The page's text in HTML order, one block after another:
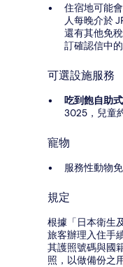
住宿地可能
人每晚介於
還有其他免
訂確認信中
可選設施服務
吃到飽自助
3025，兒童
寵物
服務性動物
規定
根據「日本衛生
旅客辦理入住手
其護照號碼與國
照，以做備份之用